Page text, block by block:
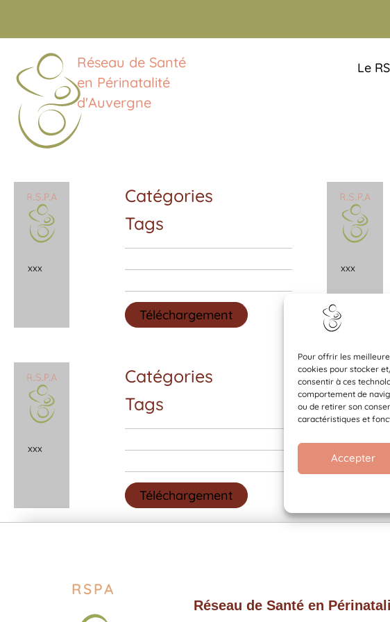
Pour offrir les
cookies pour stocker
consentir à ces
comportement de
ou de retirer son
caractéristiques et
Accepter
Réseau de Santé
en Périnatalité
d'Auvergne
Le
xxx
Catégories
Tags
Téléchargement
xxx
xxx
Catégories
Tags
Téléchargement
RSPA
Réseau de Santé en